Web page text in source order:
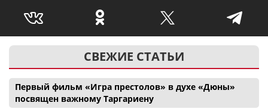
СВЕЖИЕ СТАТЬИ
Первый фильм «Игра престолов» в духе «Дюны»
посвящен важному Таргариену